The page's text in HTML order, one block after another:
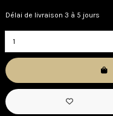
Délai de livraison 3 à 5 jours